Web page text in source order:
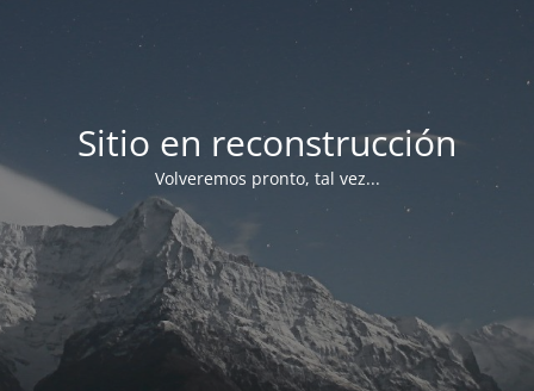
Sitio en reconstrucción
Volveremos pronto, tal vez...